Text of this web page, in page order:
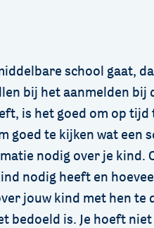
school gaat,
bij het aanmelden bij
is het goed om op tijd
goed te kijken wat een
nodig over je kind.
nodig heeft en
jouw kind met hen te
bedoeld is. Je hoeft